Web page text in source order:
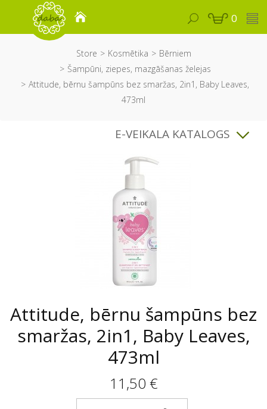
0
Store Kosmētika
Bērniem
Šampūni, ziepes, mazgāšanas želejas
Attitude, bērnu šampūns bez smaržas, 2in1, Baby Leaves,
473ml
E-VEIKALA KATALOGS
Attitude, bērnu šampūns bez
smaržas, 2in1, Baby Leaves,
473ml
11,50 €